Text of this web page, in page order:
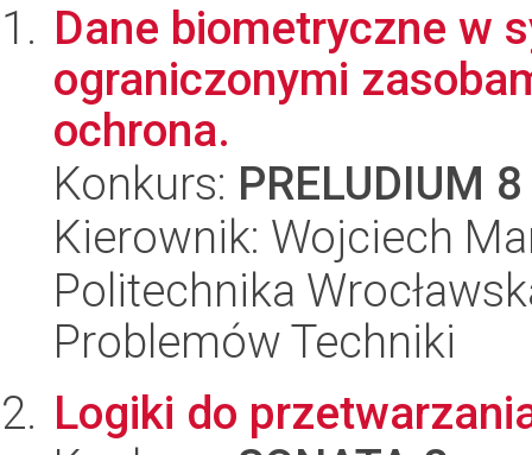
Dane biometryczne w
ograniczonymi
ochrona.
Konkurs: PRELUDIUM 8
Kierownik: Wojciech
Politechnika
Problemów Techniki
Logiki do